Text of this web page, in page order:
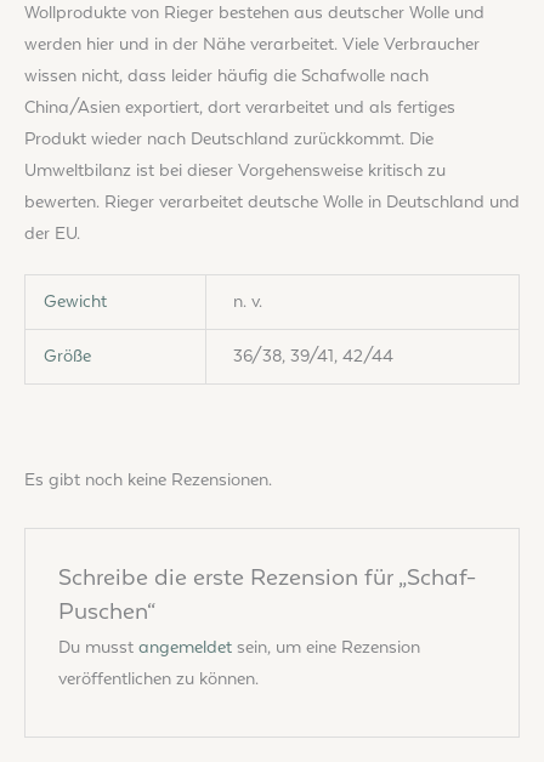
Wollprodukte von Rieger bestehen aus deutscher Wolle und
werden hier und in der Nähe verarbeitet. Viele Verbraucher
wissen nicht, dass leider häufig die Schafwolle nach
China/Asien exportiert, dort verarbeitet und als fertiges
Produkt wieder nach Deutschland zurückkommt. Die
Umweltbilanz ist bei dieser Vorgehensweise kritisch zu
bewerten. Rieger verarbeitet deutsche Wolle in Deutschland und
der EU.
Gewicht n. v.
Größe 36/38, 39/41, 42/44
Es gibt noch keine Rezensionen.
Schreibe die erste Rezension für „Schaf-
Puschen“
Du musstangemeldet sein, um eine Rezension
veröffentlichen zu können.